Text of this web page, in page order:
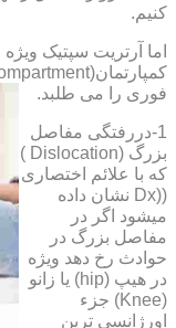
کنیم.
فوری را می طلبد.
1-دررفتگی مفاصل
بزرگ (Dislocation )
که با علائم اختصاری
((Dx نشان داده
میشود اگر در
مفاصل بزرگ در
حوادث رخ دهد ویژه
در هیپ (hip) یا زانو
(Knee) جزء
اورژانسی ترین